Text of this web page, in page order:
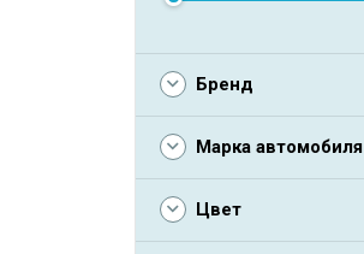
Бренд
Марка автомобиля
Цвет